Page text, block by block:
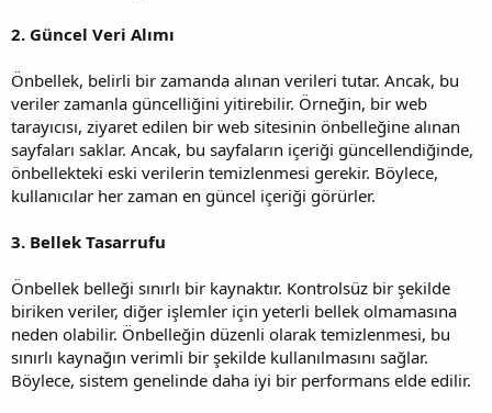
2. Güncel Veri Alımı
Önbellek, belirli bir zamanda alınan verileri tutar. Ancak, bu
veriler zamanla güncelliğini yitirebilir. Örneğin, bir web
tarayıcısı, ziyaret edilen bir web sitesinin önbelleğine alınan
sayfaları saklar. Ancak, bu sayfaların içeriği güncellendiğinde,
önbellekteki eski verilerin temizlenmesi gerekir. Böylece,
kullanıcılar her zaman en güncel içeriği görürler.
3. Bellek Tasarrufu
Önbellek belleği sınırlı bir kaynaktır. Kontrolsüz bir şekilde
biriken veriler, diğer işlemler için yeterli bellek olmamasına
neden olabilir. Önbelleğin düzenli olarak temizlenmesi, bu
sınırlı kaynağın verimli bir şekilde kullanılmasını sağlar.
Böylece, sistem genelinde daha iyi bir performans elde edilir.